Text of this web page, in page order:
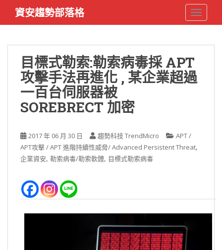
i
資安趨勢部落格
目標式勒索:勒索病毒採 APT
攻擊手法再進化 , 某企業超過
一百台伺服器被
SOREBRECT 加密
2017 年 06 月 30 日 趨勢科技 TrendMicro
APT /
APT攻擊 / APT 進階持續性威脅/ Advanced Persistent Threat,
企業資安, 勒索病毒/勒索軟體, 目標式勒索病毒